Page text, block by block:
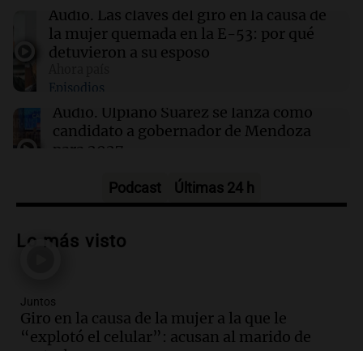
Brote de salmonela en EE.UU. asociado a
jalapeños de una granja en México
Boca se muda al estadio de Huracán por
trabajos en La Bombonera
Audio. Las claves del giro en la causa de
la mujer quemada en la E-53: por qué
detuvieron a su esposo
Episodios
Audio. Ulpiano Suárez se lanza como
candidato a gobernador de Mendoza
para 2027
Audio.Críticas a autoridades por cierre
temporal de nieve en la alta montaña
Audio.
Miguel de Tucumán solicitará informe
tras explosión mortal en edificio
Podcast Últimas 24 h
Lo más visto
Juntos
Giro en la causa de la mujer a la que le
“explotó el celular”: acusan al marido de